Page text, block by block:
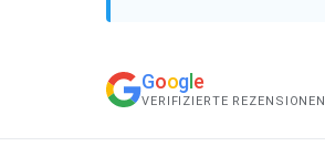
Goog e
VERIFIZIERTE REZENSIONEN